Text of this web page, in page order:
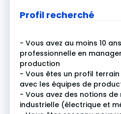
Profil recherché
- Vous avez au moins 10
professionnelle en
production
- Vous êtes un profil
avec les équipes de
- Vous avez des notions
industrielle (électrique et